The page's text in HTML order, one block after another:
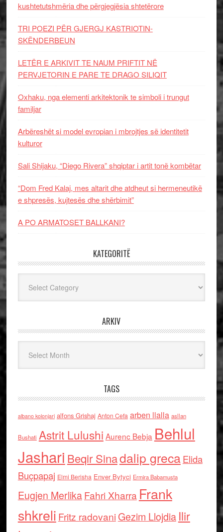
kushtetutshmëria dhe përgjegjësia shtetërore
TRI POEZI PËR GJERGJ KASTRIOTIN-
SKËNDERBEUN
LETËR E ARKIVIT TE NAUM PRIFTIT NË
PERVJETORIN E PARE TE DRAGO SILIQIT
Oxhaku, nga elementi arkitektonik te simboli i trungut
familjar
Arbëreshët si model evropian i mbrojtjes së identitetit
kulturor
Sali Shijaku, “Diego Rivera” shqiptar i artit tonë kombëtar
“Dom Fred Kalaj, mes altarit dhe atdheut si hermeneutikë
e shpresës, kujtesës dhe shërbimit”
A PO ARMATOSET BALLKANI?
KATEGORITË
ARKIV
TAGS
albano kolonjari alfons Grishaj Anton Cefa arben llalla asllan
Bushati Astrit Lulushi Aurenc Bebja Behlul
Jashari Beqir Sinadalip grecaElida
Buçpapaj Elmi Berisha Enver Bytyci Ermira Babamusta
Eugjen MerlikaFahri Xharra Frank
shkreli Fritz radovaniGezim Llojdia Ilir